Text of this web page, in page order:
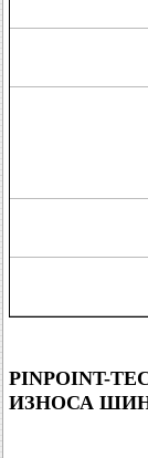
PINPOINT-
ИЗНОСА